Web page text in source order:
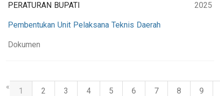
PERATURAN BUPATI 2025
Pembentukan Unit Pelaksana Teknis Daerah
Dokumen
« 1 2 3 4 5 6 7 8 9